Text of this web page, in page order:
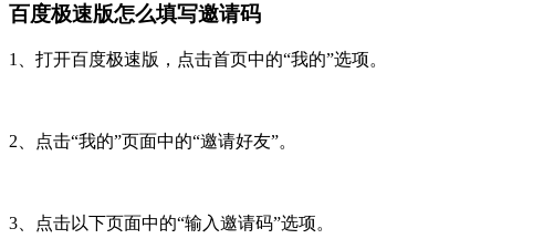
百度极速版怎么填写邀请码
1、打开百度极速版，点击首页中的“我的”选项。
2、点击“我的”页面中的“邀请好友”。
3、点击以下页面中的“输入邀请码”选项。